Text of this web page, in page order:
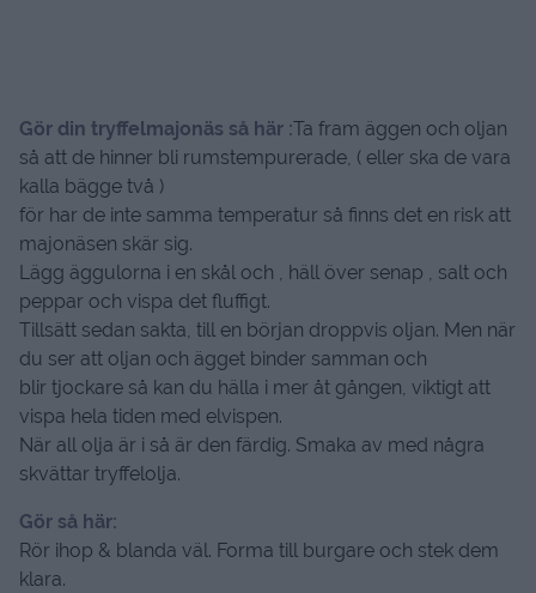
Gör din tryffelmajonäs så här :Ta fram äggen och oljan
så att de hinner bli rumstempurerade, ( eller ska de vara
kalla bägge två )
för har de inte samma temperatur så finns det en risk att
majonäsen skär sig.
Lägg äggulorna i en skål och , häll över senap , salt och
peppar och vispa det fluffigt.
Tillsätt sedan sakta, till en början droppvis oljan. Men när
du ser att oljan och ägget binder samman och
blir tjockare så kan du hälla i mer åt gången, viktigt att
vispa hela tiden med elvispen.
När all olja är i så är den färdig. Smaka av med några
skvättar tryffelolja.
Gör så här:
Rör ihop & blanda väl. Forma till burgare och stek dem
klara.